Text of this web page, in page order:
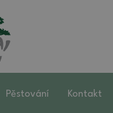
Pěstování Kontakt